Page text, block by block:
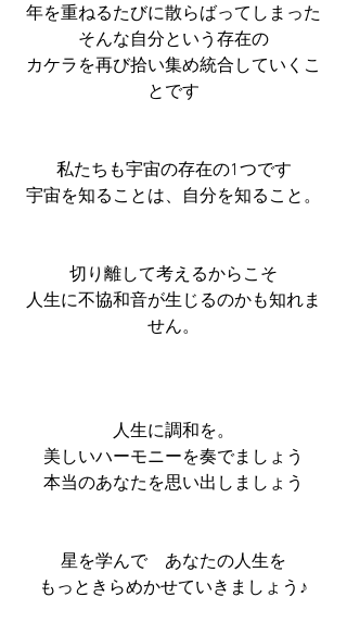
年を重ねるたびに散らばってしまった
そんな自分という存在の
カケラを再び拾い集め統合していくこ
とです
私たちも宇宙の存在の1つです
宇宙を知ることは、自分を知ること。
切り離して考えるからこそ
人生に不協和音が生じるのかも知れま
せん。
人生に調和を。
美しいハーモニーを奏でましょう
本当のあなたを思い出しましょう
星を学んで　あなたの人生を
もっときらめかせていきましょう♪